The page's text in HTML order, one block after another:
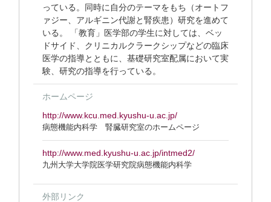
っている。同時に自分のテーマをもち（オートフ
ァジー、アルギニン代謝と腎疾患）研究を進めて
いる。 「教育」医学部の学生に対しては、ベッ
ドサイド、クリニカルクラークシップなどの臨床
医学の指導とともに、基礎研究室配属において実
験、研究の指導を行っている。
ホームページ
http://www.kcu.med.kyushu-u.ac.jp/
病態機能内科学 腎臓研究室のホームページ
http://www.med.kyushu-u.ac.jp/intmed2/
九州大学大学院医学研究院病態機能内科学
外部リンク